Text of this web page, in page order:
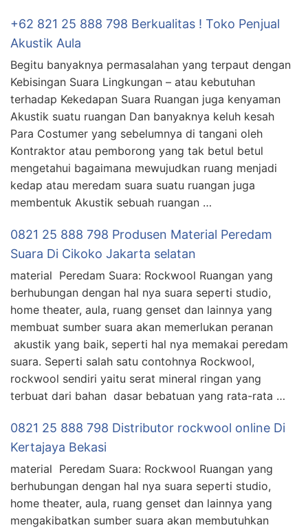
+62 821 25 888 798 Berkualitas ! Toko Penjual
Akustik Aula
Begitu banyaknya permasalahan yang terpaut dengan
Kebisingan Suara Lingkungan – atau kebutuhan
terhadap Kekedapan Suara Ruangan juga kenyaman
Akustik suatu ruangan Dan banyaknya keluh kesah
Para Costumer yang sebelumnya di tangani oleh
Kontraktor atau pemborong yang tak betul betul
mengetahui bagaimana mewujudkan ruang menjadi
kedap atau meredam suara suatu ruangan juga
membentuk Akustik sebuah ruangan …
0821 25 888 798 Produsen Material Peredam
Suara Di Cikoko Jakarta selatan
material Peredam Suara: Rockwool Ruangan yang
berhubungan dengan hal nya suara seperti studio,
home theater, aula, ruang genset dan lainnya yang
membuat sumber suara akan memerlukan peranan
akustik yang baik, seperti hal nya memakai peredam
suara. Seperti salah satu contohnya Rockwool,
rockwool sendiri yaitu serat mineral ringan yang
terbuat dari bahan dasar bebatuan yang rata-rata …
0821 25 888 798 Distributor rockwool online Di
Kertajaya Bekasi
material Peredam Suara: Rockwool Ruangan yang
berhubungan dengan hal nya suara seperti studio,
home theater, aula, ruang genset dan lainnya yang
mengakibatkan sumber suara akan membutuhkan